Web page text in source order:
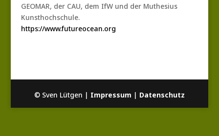
GEOMAR, der CAU, dem IfW und der Muthesius
Kunsthochschule.
https://www.futureocean.org
© Sven Lütgen | Impressum | Datenschutz